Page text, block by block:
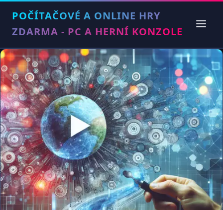
POČÍTAČOVÉ A ONLINE HRY
ZDARMA - PC A HERNÍ KONZOLE